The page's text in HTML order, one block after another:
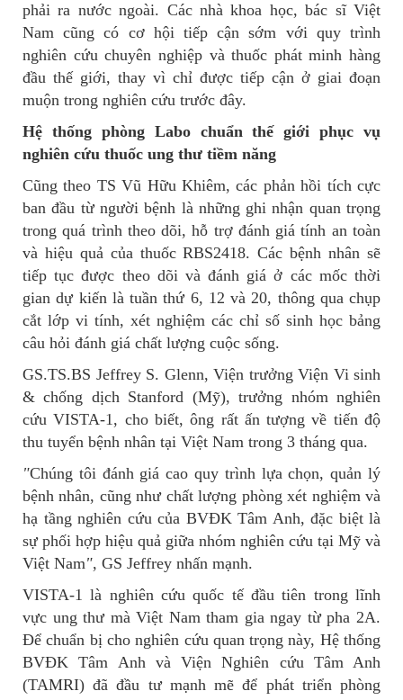
phải ra nước ngoài. Các nhà khoa học, bác sĩ Việt
Nam cũng có cơ hội tiếp cận sớm với quy trình
nghiên cứu chuyên nghiệp và thuốc phát minh hàng
đầu thế giới, thay vì chỉ được tiếp cận ở giai đoạn
muộn trong nghiên cứu trước đây.
Hệ thống phòng Labo chuẩn thế giới phục vụ
nghiên cứu thuốc ung thư tiềm năng
Cũng theo TS Vũ Hữu Khiêm, các phản hồi tích cực
ban đầu từ người bệnh là những ghi nhận quan trọng
trong quá trình theo dõi, hỗ trợ đánh giá tính an toàn
và hiệu quả của thuốc RBS2418. Các bệnh nhân sẽ
tiếp tục được theo dõi và đánh giá ở các mốc thời
gian dự kiến là tuần thứ 6, 12 và 20, thông qua chụp
cắt lớp vi tính, xét nghiệm các chỉ số sinh học bảng
câu hỏi đánh giá chất lượng cuộc sống.
GS.TS.BS Jeffrey S. Glenn, Viện trưởng Viện Vi sinh
& chống dịch Stanford (Mỹ), trưởng nhóm nghiên
cứu VISTA-1, cho biết, ông rất ấn tượng về tiến độ
thu tuyển bệnh nhân tại Việt Nam trong 3 tháng qua.
"Chúng tôi đánh giá cao quy trình lựa chọn, quản lý
bệnh nhân, cũng như chất lượng phòng xét nghiệm và
hạ tầng nghiên cứu của BVĐK Tâm Anh, đặc biệt là
sự phối hợp hiệu quả giữa nhóm nghiên cứu tại Mỹ và
Việt Nam", GS Jeffrey nhấn mạnh.
VISTA-1 là nghiên cứu quốc tế đầu tiên trong lĩnh
vực ung thư mà Việt Nam tham gia ngay từ pha 2A.
Để chuẩn bị cho nghiên cứu quan trọng này, Hệ thống
BVĐK Tâm Anh và Viện Nghiên cứu Tâm Anh
(TAMRI) đã đầu tư mạnh mẽ để phát triển phòng